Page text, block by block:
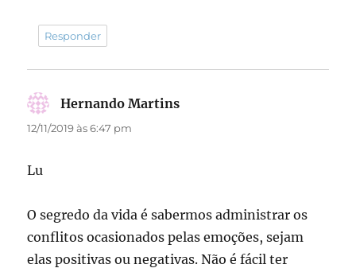
Responder
Hernando Martins
12/11/2019 às 6:47 pm
Lu
O segredo da vida é sabermos administrar os
conflitos ocasionados pelas emoções, sejam
elas positivas ou negativas. Não é fácil ter